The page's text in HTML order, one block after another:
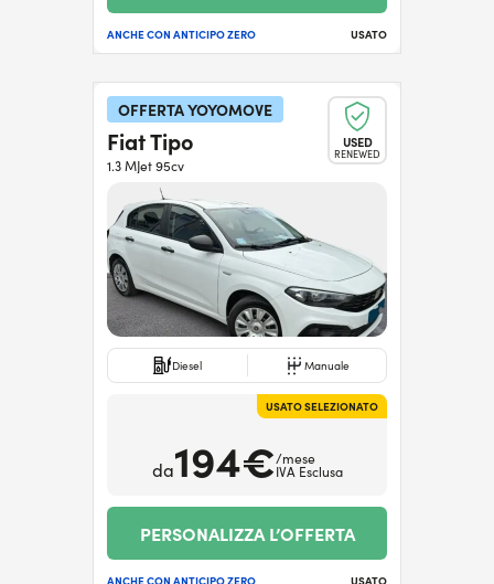
ANCHE CON ANTICIPO ZERO USATO
OFFERTA YOYOMOVE
USED
RENEWED
Fiat Tipo
1.3 MJet 95cv
Diesel Manuale
USATO SELEZIONATO
da194€/mese
IVA Esclusa
PERSONALIZZA L’OFFERTA
ANCHE CON ANTICIPO ZERO USATO